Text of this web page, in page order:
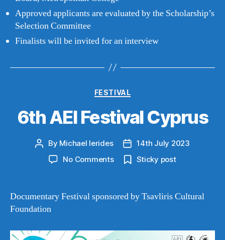
Approved applicants are evaluated by the Scholarship’s
Selection Committee
Finalists will be invited for an interview
Categories
FESTIVAL
6th AEI Festival Cyprus
Post
author
By Michael Ierides
Post
date
14th July 2023
No Commentson
Festival
Cyprus
Sticky post
Documentary Festival sponsored by Tsavliris Cultural
Foundation